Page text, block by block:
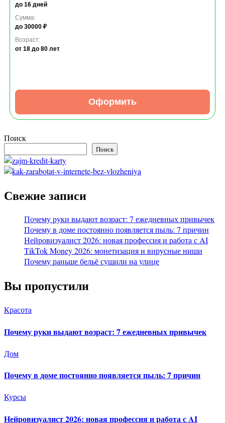
до 16 дней
Сумма:
до 30000 ₽
Возраст:
от 18 до 80 лет
Оформить
Поиск
Поиск
Свежие записи
Почему руки выдают возраст: 7 ежедневных привычек
Почему в доме постоянно появляется пыль: 7 причин
Нейровизуалист 2026: новая профессия и работа с AI
TikTok Money 2026: монетизация и вирусные ниши
Почему раньше бельё сушили на улице
Вы пропустили
Красота
Почему руки выдают возраст: 7 ежедневных привычек
Дом
Почему в доме постоянно появляется пыль: 7 причин
Курсы
Нейровизуалист 2026: новая профессия и работа с AI